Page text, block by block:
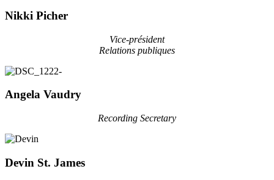
Nikki Picher
Vice-président
Relations publiques
Angela Vaudry
Recording Secretary
Devin St. James